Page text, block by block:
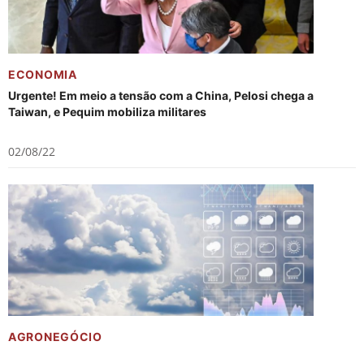
ECONOMIA
Urgente! Em meio a tensão com a China, Pelosi chega a
Taiwan, e Pequim mobiliza militares
02/08/22
AGRONEGÓCIO